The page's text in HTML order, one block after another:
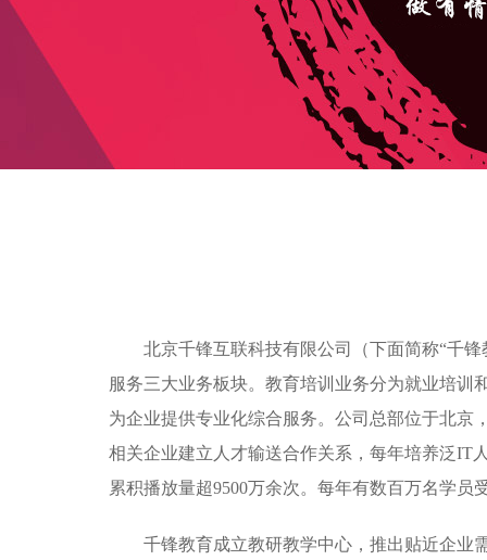
北京千锋互联科技有限公司（下面简称“千
服务三大业务板块。教育培训业务分为就业培
为企业提供专业化综合服务。公司总部位于北京
相关企业建立人才输送合作关系，每年培养泛IT
累积播放量超9500万余次。每年有数百万名学
千锋教育成立教研教学中心，推出贴近企业